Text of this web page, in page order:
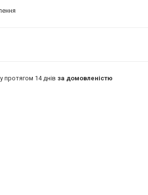
протягом 14 днів за домовленістю